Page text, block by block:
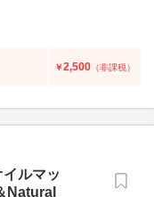
￥2,500 （非課税）
ルマッ
Natural